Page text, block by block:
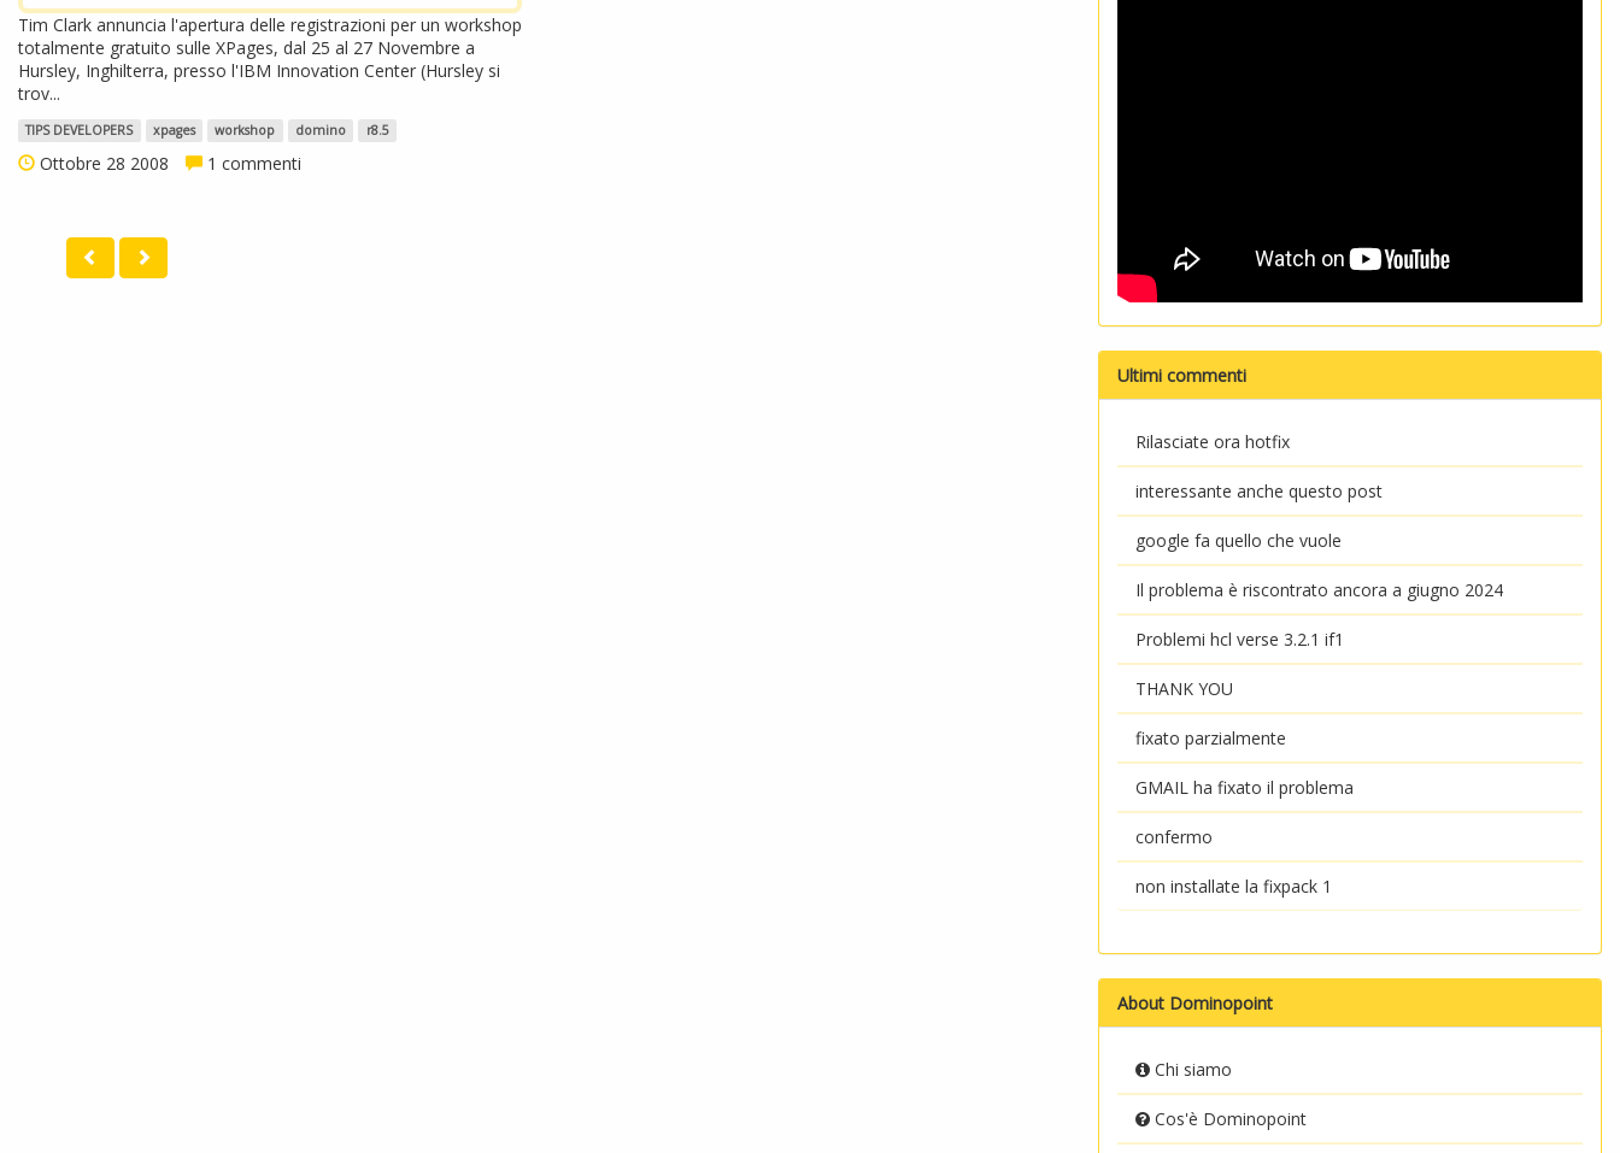
Tim Clark annuncia l'apertura delle registrazioni per un workshop
totalmente gratuito sulle XPages, dal 25 al 27 Novembre a
Hursley, Inghilterra, presso l'IBM Innovation Center (Hursley si
trov...
TIPS DEVELOPERS xpages workshop domino r8.5
Ottobre 28 2008 1 commenti
Ultimi commenti
Rilasciate ora hotfix
interessante anche questo post
google fa quello che vuole
Il problema è riscontrato ancora a giugno 2024
Problemi hcl verse 3.2.1 if1
THANK YOU
fixato parzialmente
GMAIL ha fixato il problema
confermo
non installate la fixpack 1
About Dominopoint
Chi siamo
Cos'è Dominopoint